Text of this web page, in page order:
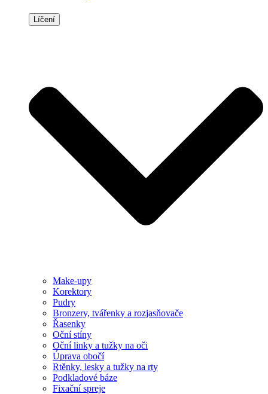
Líčení
Make-upy
Korektory
Pudry
Bronzery, tvářenky a rozjasňovače
Řasenky
Oční stíny
Oční linky a tužky na oči
Úprava obočí
Rtěnky, lesky a tužky na rty
Podkladové báze
Fixační spreje